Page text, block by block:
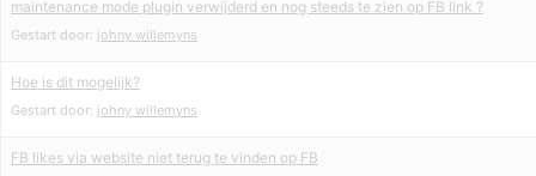
maintenance mode plugin verwijderd en nog steeds te zien op FB link ?
Gestart door: johny willemyns
Hoe is dit mogelijk?
Gestart door: johny willemyns
FB likes via website niet terug te vinden op FB